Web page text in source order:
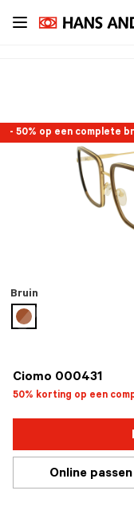
Ga
- 50% op een complete
Ciomo 000431
50% korting op een
Bruin
geselecteerd
Online passen